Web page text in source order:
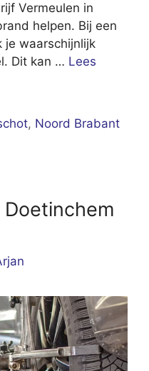
Vermeulen in
helpen. Bij een
je waarschijnlijk
Dit kan … Lees
, Noord Brabant
Doetinchem